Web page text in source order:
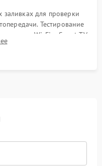
заливках для проверки
Тестирование
модуля Wi-Fi и Smart TV
нескольких часов.